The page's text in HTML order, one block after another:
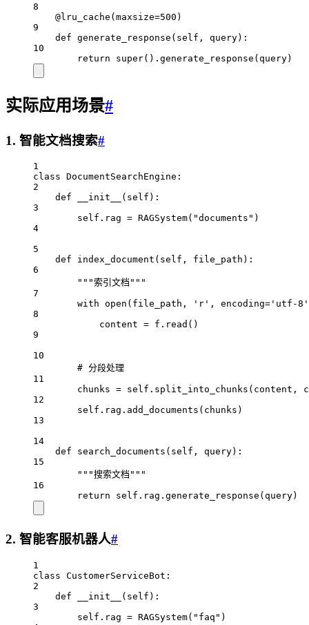
8
@lru_cache (maxsize=500 )
9
def generate_response (self, query):
10
return
super().generate_response(query)
实际应用场景#
1. 智能文档搜索#
1
class DocumentSearchEngine :
2
def
__init__
(self):
3
self .rag = RAGSystem( "documents" )
4
5
def
index_document (self, file_path):
6
"""索引文档"""
7
with open (file_path, 'r' , encoding= 'utf-8'
8
content = f.read()
9
10
# 分段处理
11
chunks = self .split_into_chunks(content,
12
self .rag.add_documents(chunks)
13
14
def
search_documents (self, query):
15
"""搜索文档"""
16
return
self .rag.generate_response(query)
2. 智能客服机器人#
1
class CustomerServiceBot :
2
def
__init__
(self):
3
self .rag = RAGSystem( "faq" )